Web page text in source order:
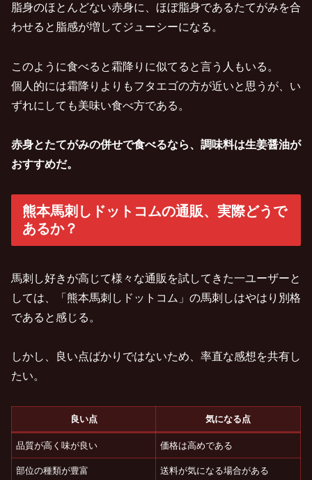
脂身のほとんどない赤身に、ほぼ脂身であるたてがみを合
わせると脂感が増してジューシーになる。
このように食べると霜降りに似てると言う人もいる。
個人的には霜降りよりもフタエゴの方が近いと思うが、い
ずれにしても美味い食べ方である。
赤身とたてがみの併せで食べるなら、調味料は生姜醤油が
おすすめだ。
熊本馬刺しドットコムの通販、実際どうで
あるか？
馬刺し好きが高じて様々な通販を試してきた一ユーザーと
しては、「熊本馬刺しドットコム」の馬刺しはやはり別格
であると感じる。
しかし、良い点ばかりではないため、率直な感想を共有し
たい。
良い点 気になる点
品質が高く味が良い 価格は高めである
部位の種類が豊富 送料が気になる場合がある